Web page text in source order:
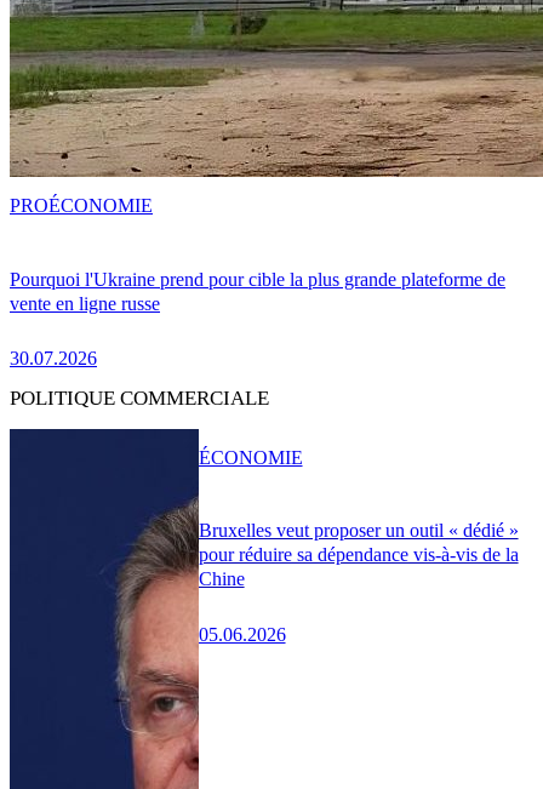
Pourquoi l'Ukraine prend pour cible la plus grande plateforme de
vente en ligne russe
30.07.2026
PROÉCONOMIE
POLITIQUE COMMERCIALE
Bruxelles veut proposer un outil « dédié »
pour réduire sa dépendance vis-à-vis de la
Chine
05.06.2026
ÉCONOMIE